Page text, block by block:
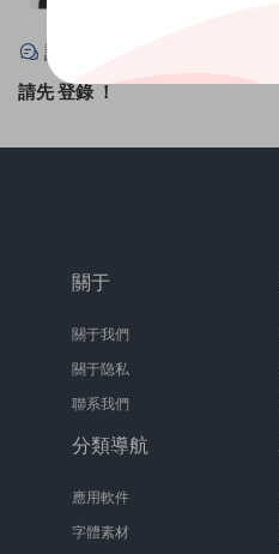
評論
請先登錄 ！
關于
關于我們
關于隐私
聯系我們
分類導航
應用軟件
字體素材